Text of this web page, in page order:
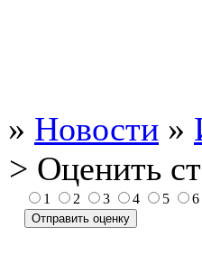
» Новости »
> Оценить
1 2 3 4 5 6